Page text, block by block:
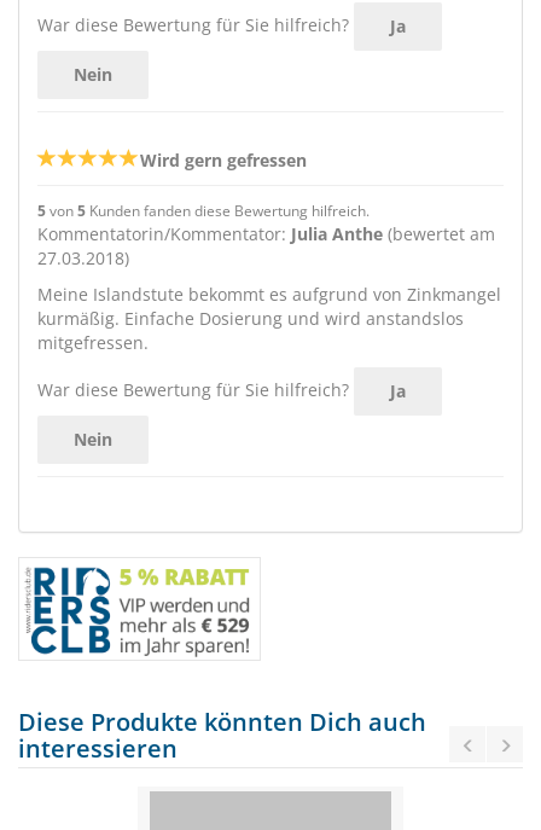
War diese Bewertung für Sie hilfreich? Ja
Nein
Wird gern gefressen
5von5 Kunden fanden diese Bewertung hilfreich.
Kommentatorin/Kommentator: Julia Anthe (bewertet am
27.03.2018)
Meine Islandstute bekommt es aufgrund von Zinkmangel
kurmäßig. Einfache Dosierung und wird anstandslos
mitgefressen.
War diese Bewertung für Sie hilfreich? Ja
Nein
Diese Produkte könnten Dich auch
interessieren